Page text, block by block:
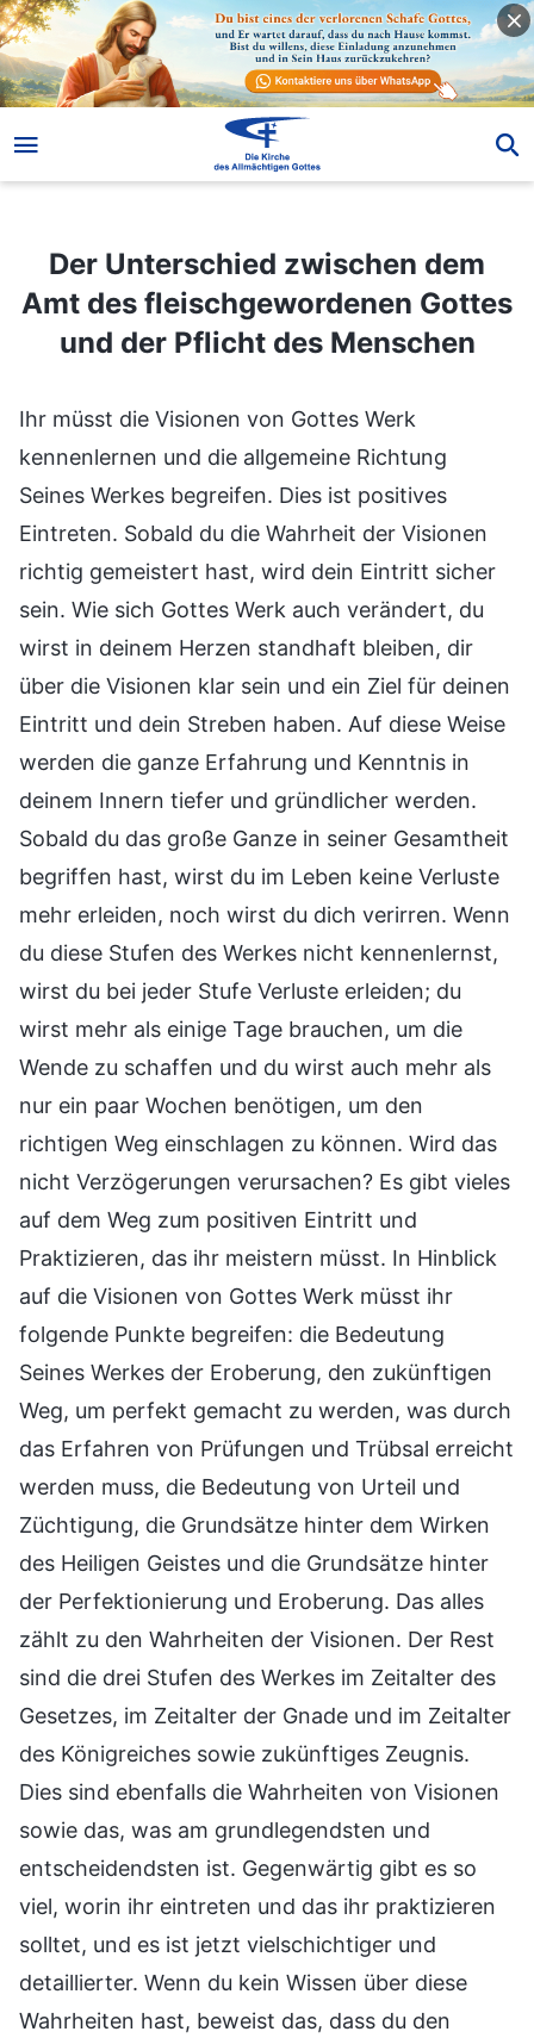
Der Unterschied zwischen dem
Amt des fleischgewordenen Gottes
und der Pflicht des Menschen
Ihr müsst die Visionen von Gottes Werk
kennenlernen und die allgemeine Richtung
Seines Werkes begreifen. Dies ist positives
Eintreten. Sobald du die Wahrheit der Visionen
richtig gemeistert hast, wird dein Eintritt sicher
sein. Wie sich Gottes Werk auch verändert, du
wirst in deinem Herzen standhaft bleiben, dir
über die Visionen klar sein und ein Ziel für deinen
Eintritt und dein Streben haben. Auf diese Weise
werden die ganze Erfahrung und Kenntnis in
deinem Innern tiefer und gründlicher werden.
Sobald du das große Ganze in seiner Gesamtheit
begriffen hast, wirst du im Leben keine Verluste
mehr erleiden, noch wirst du dich verirren. Wenn
du diese Stufen des Werkes nicht kennenlernst,
wirst du bei jeder Stufe Verluste erleiden; du
wirst mehr als einige Tage brauchen, um die
Wende zu schaffen und du wirst auch mehr als
nur ein paar Wochen benötigen, um den
richtigen Weg einschlagen zu können. Wird das
nicht Verzögerungen verursachen? Es gibt vieles
auf dem Weg zum positiven Eintritt und
Praktizieren, das ihr meistern müsst. In Hinblick
auf die Visionen von Gottes Werk müsst ihr
folgende Punkte begreifen: die Bedeutung
Seines Werkes der Eroberung, den zukünftigen
Weg, um perfekt gemacht zu werden, was durch
das Erfahren von Prüfungen und Trübsal erreicht
werden muss, die Bedeutung von Urteil und
Züchtigung, die Grundsätze hinter dem Wirken
des Heiligen Geistes und die Grundsätze hinter
der Perfektionierung und Eroberung. Das alles
zählt zu den Wahrheiten der Visionen. Der Rest
sind die drei Stufen des Werkes im Zeitalter des
Gesetzes, im Zeitalter der Gnade und im Zeitalter
des Königreiches sowie zukünftiges Zeugnis.
Dies sind ebenfalls die Wahrheiten von Visionen
sowie das, was am grundlegendsten und
entscheidendsten ist. Gegenwärtig gibt es so
viel, worin ihr eintreten und das ihr praktizieren
solltet, und es ist jetzt vielschichtiger und
detaillierter. Wenn du kein Wissen über diese
Wahrheiten hast, beweist das, dass du den